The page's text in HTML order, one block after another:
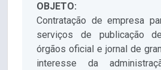
OBJETO:
Contratação de empresa
serviços de publicação
órgãos oficial e jornal de
interesse da